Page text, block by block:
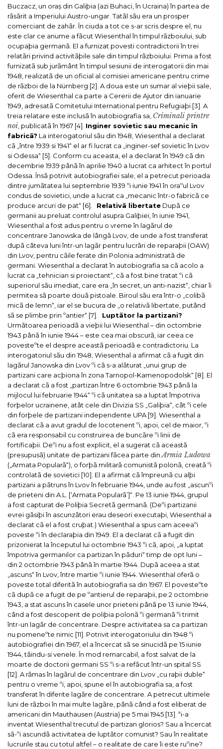
Buczacz, un oraș din Galiþia (azi Buhaci, în Ucraina) în partea de
rãsãrit a Imperiului Austro-ungar. Tatãl sãu era un prosper
comerciant de zahãr. În ciuda a tot ce s-ar scris despre el, nu
este clar ce anume a fãcut Wiesenthal în timpul rãzboiului, sub
ocupaþia germanã. El a furnizat povesti contradictorii în trei
relatãri privind activitãþile sale din timpul rãzboiului. Prima a fost
furnizatã sub jurãmânt în timpul sesiunii de interogatorii din mai
1948, realizatã de un oficial al comisiei americane pentru crime
de rãzboi de la Nürnberg [2]. A doua este un sumar al vieþii sale,
oferit de Wiesenthal ca parte a Cererii de Ajutor din ianuarie
1949, adresatã Comitetului International pentru Refugiaþi [3]. A
treia relatare este inclusã în autobiografia sa, Criminali printre
noi , publicatã în 1967 [4]. Inginer sovietic sau mecanic în
fabricã? La interogatoriul sãu din 1948, Wiesenthal a declarat
cã „între 1939 si 1941“ el ar fi lucrat ca „inginer-sef sovietic în Lvov
si Odessa“ [5]. Conform cu aceasta, el a declarat în 1949 cã din
decembrie 1939 pânã în aprilie 1940 a lucrat ca arhitect în portul
Odessa. Însã potrivit autobiografiei sale, el a petrecut perioada
dintre jumãtatea lui septembrie 1939 ºi iunie 1941 în oraºul Lvov
condus de sovietici, unde a lucrat ca „mecanic într-o fabricã ce
produce arcuri de pat“ [6].
Relativã libertate Dupã ce
germanii au preluat controlul asupra Galiþiei, în iunie 1941,
Wiesenthal a fost adus pentru o vreme în lagãrul de
concentrare Janowska de lângã Lvov, de unde a fost transferat
dupã câteva luni într-un lagãr pentru lucrãri de reparaþii (OAW)
din Lvov, pentru cãile ferate din Polonia administratã de
germani. Wiesenthal a declarat în autobiografia sa cã acolo a
lucrat ca „tehnician si proiectant“, cã a fost bine tratat ºi cã
superiorul sãu imediat, care era „în secret, un anti-nazist“, chiar îi
permitea sã poarte douã pistoale. Biroul sãu era într-o „colibã
micã de lemn“, iar el se bucura de „o relativã libertate, putând
sã se plimbe prin ºantier“ [7].
Luptãtor la partizani?
Urmãtoarea perioadã a vieþii lui Wiesenthal – din octombrie
1943 pânã în iunie 1944 – este cea mai obscurã, iar ceea ce
povesteºte el despre aceastã perioadã e contradictoriu. La
interogatoriul sãu din 1948, Wiesenthal a afirmat cã a fugit din
lagãrul Janowska din Lvov ºi cã s-a alãturat „unui grup de
partizani care acþiona în zona Tarnopol-Kamenopodolsk“ [8]. El
a declarat cã a fost „partizan între 6 octombrie 1943 pânã la
mijlocul lui februarie 1944“ ºi cã unitatea sa a luptat împotriva
forþelor ucrainene, atât cele din Divizia SS „Galiþia“, cât ºi cele
din forþele de partizani independente UPA [9]. Wiesenthal a
declarat cã a avut gradul de locotenent ºi, apoi, cel de maior, ºi
cã era responsabil cu construirea de buncãre ºi linii de
fortificaþii. Deºi nu a fost explicit, el a sugerat cã aceastã
(presupusã) unitate de partizani fãcea parte din Armia Ludowa
(„Armata Popularã“), o forþã militarã comunistã polonã, creatã ºi
controlatã de sovietici [10]. El a afirmat cã împreunã cu alþi
partizani a pãtruns în Lvov în februarie 1944, unde au fost „ascunºi
de prieteni din A.L. [‘Armata Popularã’]“. Pe 13 iunie 1944, grupul
a fost capturat de Poliþia Secretã germanã. (Deºi partizanii
evrei gãsiþi în ascunzãtori erau deseori executaþi, Wiesenthal a
declarat cã el a fost cruþat.) Wiesenthal a spus cam aceeaºi
poveste ºi în declaraþia din 1949. El a declarat cã a fugit din
prizonierat la începutul lui octombrie 1943 ºi cã, apoi, „a luptat
împotriva germanilor ca partizan în pãduri“ timp de opt luni –
din 2 octombrie 1943 pânã în martie 1944. Dupã aceea a stat
„ascuns“ în Lvov, între martie ºi iunie 1944. Wiesenthal oferã o
poveste total diferitã în autobiografia sa din 1967. El povesteºte
cã dupã ce a fugit de pe ºantierul de reparaþii, pe 2 octombrie
1943, a stat ascuns în casele unor prieteni pânã pe 13 iunie 1944,
când a fost descoperit de poliþia polonã ºi germanã ºi trimit
într-un lagãr de concentrare. Despre activitatea sa ca partizan
nu pomeneºte nimic [11]. Potrivit interogatoriului din 1948 ºi
autobiografiei din 1967, el a încercat sã se sinucidã pe 15 iunie
1944, tãindu-si venele. În mod remarcabil, a fost salvat de la
moarte de doctorii germani SS ºi s-a refãcut într-un spital SS
[12]. A rãmas în lagãrul de concentrare din Lvov „cu raþii duble“
pentru o vreme ºi, apoi, spune el în autobiografia sa, a fost
transferat în diferite lagãre de concentrare. A petrecut ultimele
luni de rãzboi în mai multe lagãre, pânã când a fost eliberat de
americani din Mauthausen (Austria) pe 5 mai 1945 [13]. ªi-a
inventat Wiesenthal trecutul de partizan glorios? Sau a încercat
sã-ºi ascundã activitatea de luptãtor comunist? Sau în realitate
lucrurile stau cu totul altfel – o realitate de care îi este ruºine?